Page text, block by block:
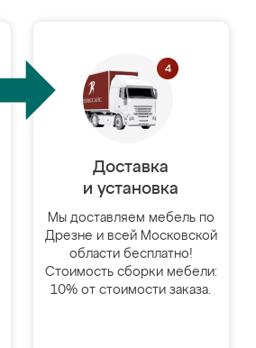
Доставка
и установка
Мы доставляем мебель по
Дрезне и всей Московской
области бесплатно!
Стоимость сборки мебели:
10% от стоимости заказа.